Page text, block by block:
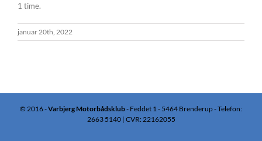
1 time.
januar 20th, 2022
© 2016 -Varbjerg Motorbådsklub- Feddet 1 - 5464 Brenderup - Telefon:
2663 5140 | CVR: 22162055